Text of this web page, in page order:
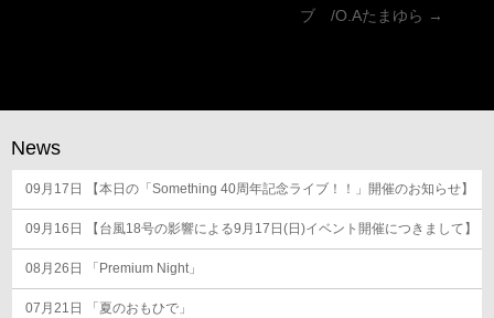
ゲ
ー
シ
ョ
ン
ブ /O.Aたまゆら →
News
09月17日 【本日の「Something 40周年記念ライブ！！」開催のお知らせ】
09月16日 【台風18号の影響による9月17日(日)イベント開催につきまして】
08月26日 「Premium Night」
07月21日 「夏のおもひで」